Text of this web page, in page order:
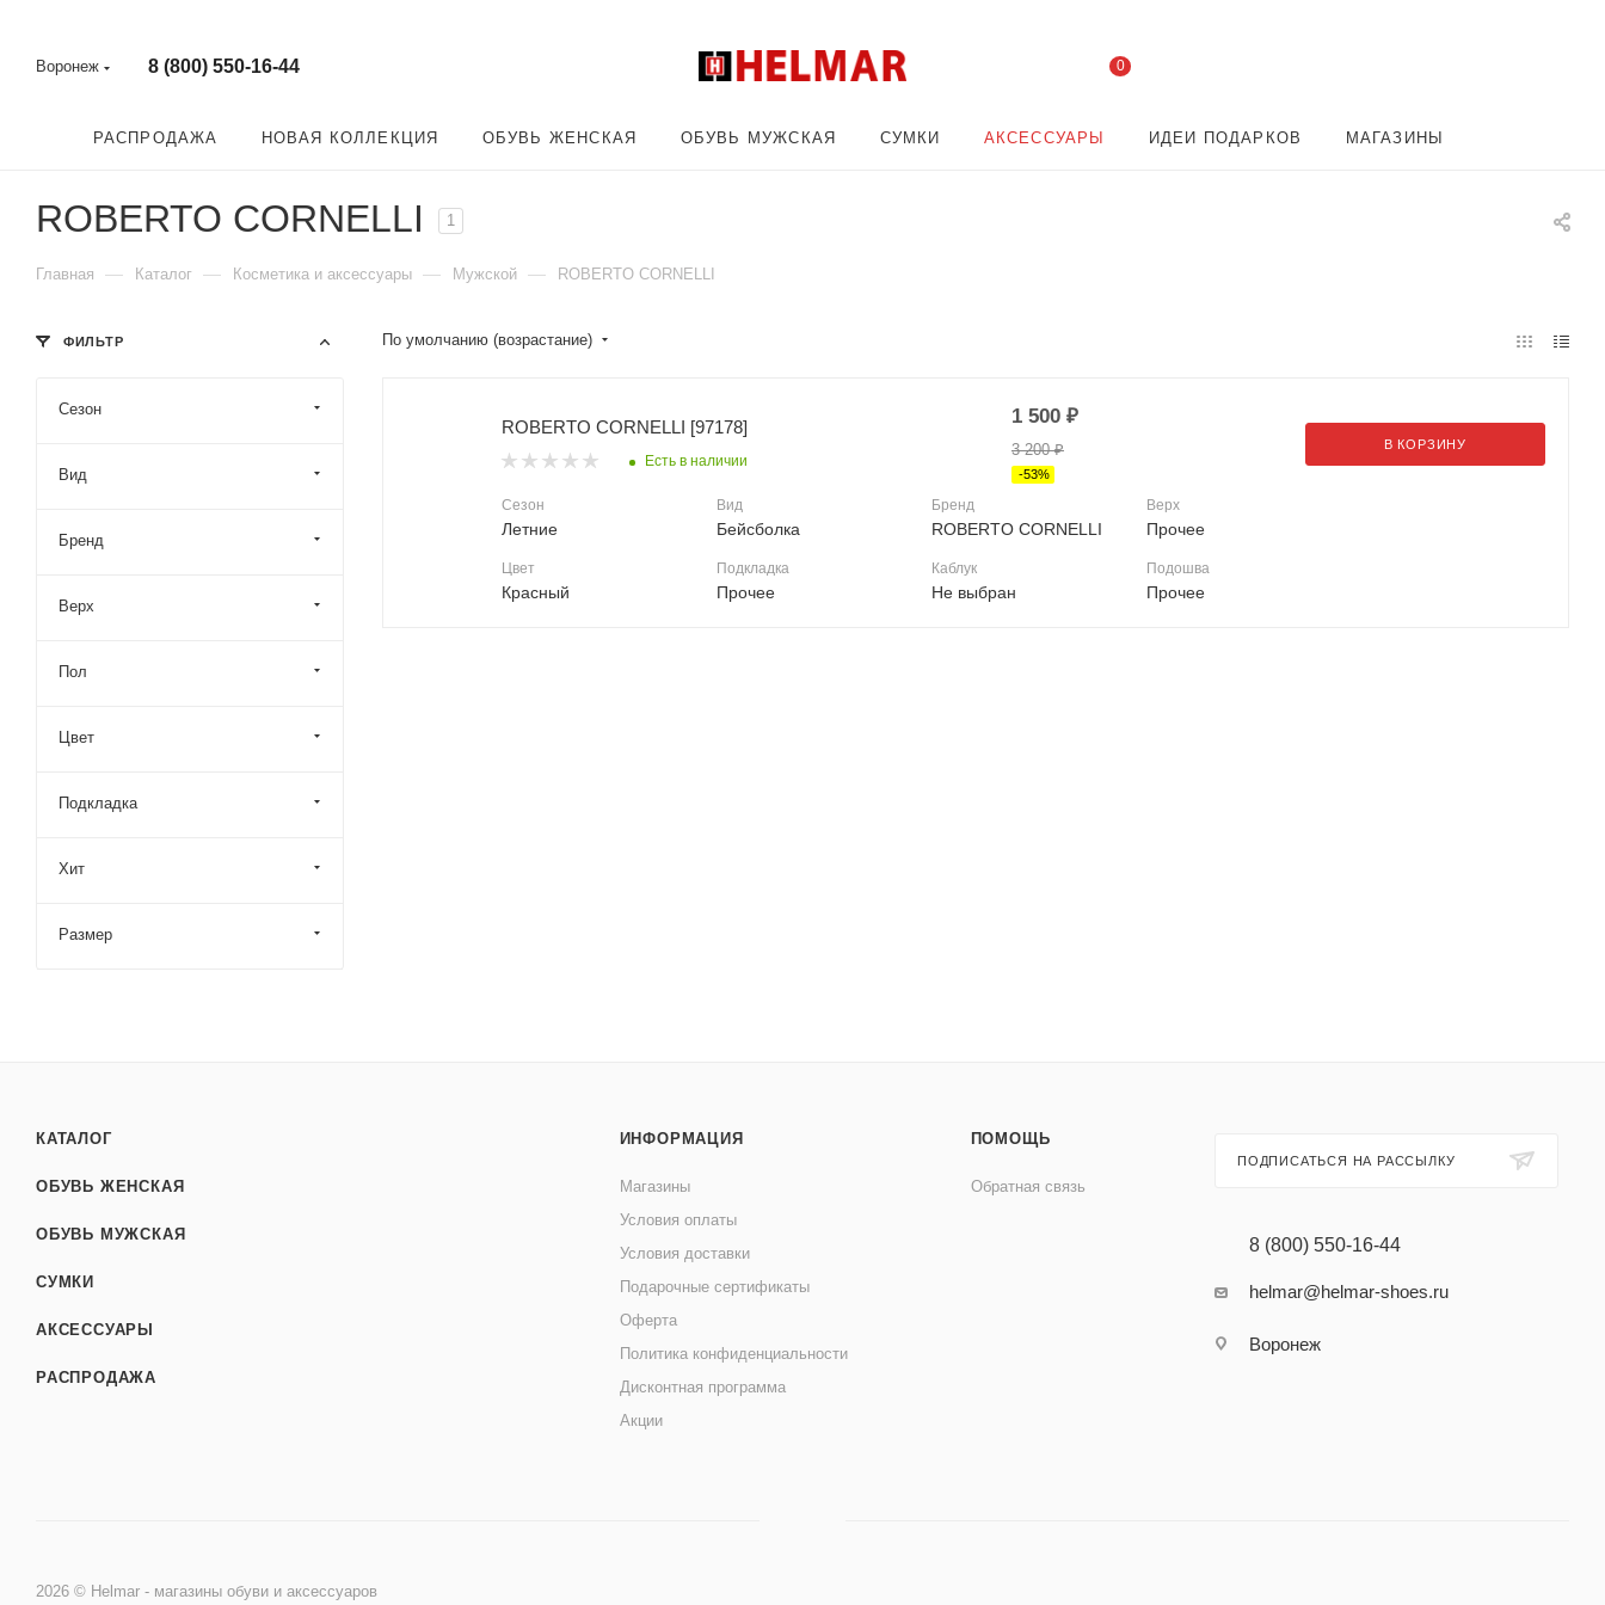
Воронеж 8 (800) 550-16-44 0
РАСПРОДАЖА НОВАЯ КОЛЛЕКЦИЯ ОБУВЬ ЖЕНСКАЯ ОБУВЬ МУЖСКАЯ СУМКИ АКСЕССУАРЫ ИДЕИ ПОДАРКОВ МАГАЗИНЫ
ROBERTO CORNELLI 1
Главная — Каталог — Косметика и аксессуары — Мужской — ROBERTO CORNELLI
По умолчанию (возрастание)
ROBERTO CORNELLI [97178]
Есть в наличии
1 500 ₽
3 200₽
-53%
В КОРЗИНУ
Сезон
Летние
Вид
Бейсболка
Бренд
ROBERTO CORNELLI
Верх
Прочее
Цвет
Красный
Подкладка
Прочее
Каблук
Не выбран
Подошва
Прочее
ФИЛЬТР
Сезон
Вид
Бренд
Верх
Пол
Цвет
Подкладка
Хит
Размер
КАТАЛОГ
ОБУВЬ ЖЕНСКАЯ
ОБУВЬ МУЖСКАЯ
СУМКИ
АКСЕССУАРЫ
РАСПРОДАЖА
ИНФОРМАЦИЯ
Магазины
Условия оплаты
Условия доставки
Подарочные сертификаты
Оферта
Политика конфиденциальности
Дисконтная программа
Акции
ПОМОЩЬ
Обратная связь
ПОДПИСАТЬСЯ НА РАССЫЛКУ
8 (800) 550-16-44
helmar@helmar-shoes.ru
Воронеж
2026 © Helmar - магазины обуви и аксессуаров